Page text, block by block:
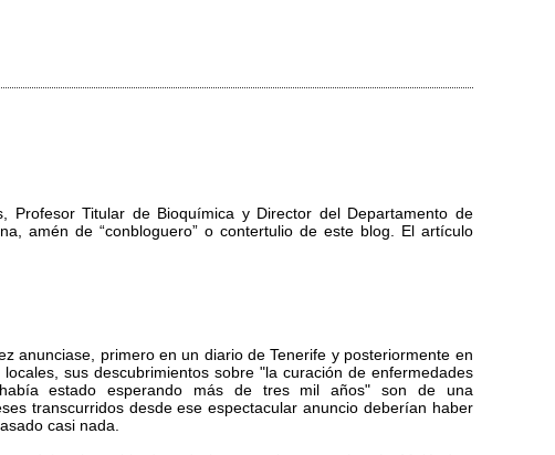
Profesor Titular de Bioquímica y Director del Departamento de
amén de “conbloguero” o contertulio de este blog. El artículo
anunciase, primero en un diario de Tenerife y posteriormente en
sus descubrimientos sobre "la curación de enfermedades
estado esperando más de tres mil años" son de una
transcurridos desde ese espectacular anuncio deberían haber
casi nada.